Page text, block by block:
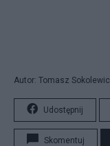
Autor: Tomasz
Udostępnij
Skomentuj